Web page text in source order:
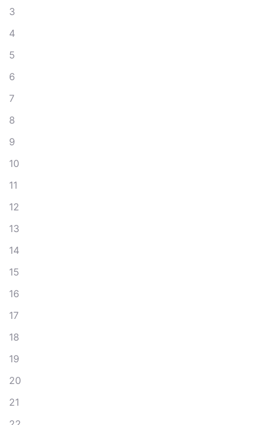
3
4
5
6
7
8
9
10
11
12
13
14
15
16
17
18
19
20
21